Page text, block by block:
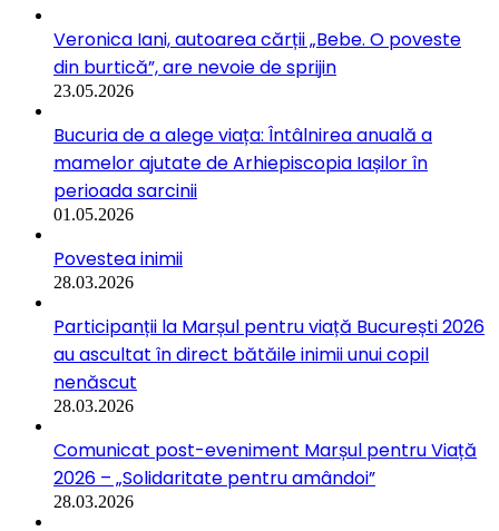
Veronica Iani, autoarea cărții „Bebe. O poveste
din burtică”, are nevoie de sprijin
23.05.2026
Bucuria de a alege viața: Întâlnirea anuală a
mamelor ajutate de Arhiepiscopia Iașilor în
perioada sarcinii
01.05.2026
Povestea inimii
28.03.2026
Participanții la Marșul pentru viață București 2026
au ascultat în direct bătăile inimii unui copil
nenăscut
28.03.2026
Comunicat post-eveniment Marșul pentru Viață
2026 – „Solidaritate pentru amândoi”
28.03.2026